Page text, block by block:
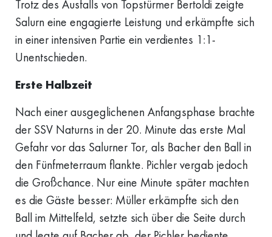
Trotz des Ausfalls von Topstürmer Bertoldi zeigte
Salurn eine engagierte Leistung und erkämpfte sich
in einer intensiven Partie ein verdientes 1:1-
Unentschieden.
Erste Halbzeit
Nach einer ausgeglichenen Anfangsphase brachte
der SSV Naturns in der 20. Minute das erste Mal
Gefahr vor das Salurner Tor, als Bacher den Ball in
den Fünfmeterraum flankte. Pichler vergab jedoch
die Großchance. Nur eine Minute später machten
es die Gäste besser: Müller erkämpfte sich den
Ball im Mittelfeld, setzte sich über die Seite durch